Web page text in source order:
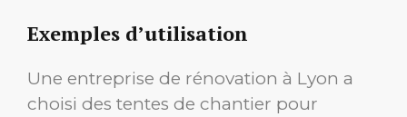
Exemples d’utilisation
Une entreprise de rénovation à Lyon a
choisi des tentes de chantier pour